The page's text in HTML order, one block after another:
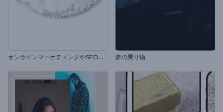
オ
ンラインマーケティングやSEOプロモーション 夢の乗り物